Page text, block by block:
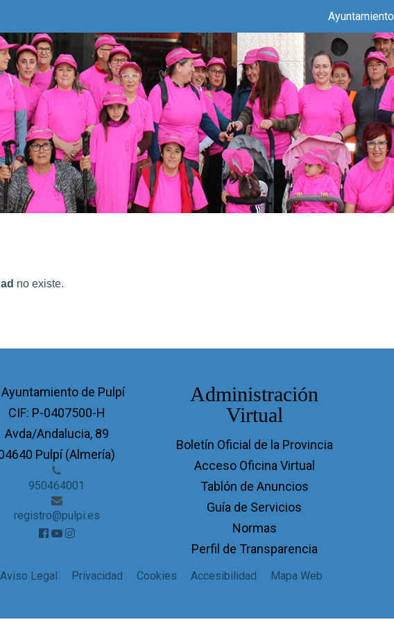
Ayuntamiento
no existe.
de Pulpí
CIF: P-0407500-H
Avda/Andalucia, 89
Pulpí (Almería)
950464001
registro@pulpi.es
Administración
Virtual
Boletín Oficial de la Provincia
Acceso Oficina Virtual
Tablón de Anuncios
Guía de Servicios
Normas
Perfil de Transparencia
Aviso Legal Privacidad Cookies Accesibilidad Mapa Web